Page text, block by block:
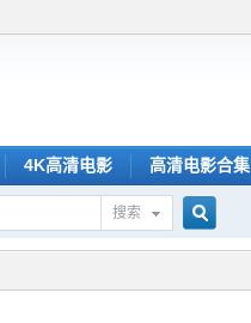
4K高清电影 高清电影合集
搜索
搜